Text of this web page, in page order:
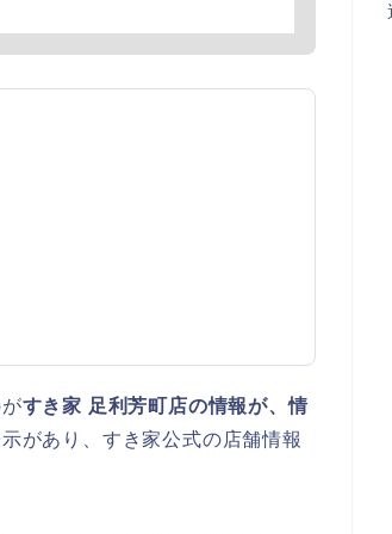
すき家 足利芳町店の情報が、情
があり、すき家公式の店舗情報